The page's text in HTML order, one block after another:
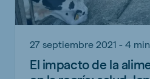
27 septiembre 2021 - 4
El impacto de la